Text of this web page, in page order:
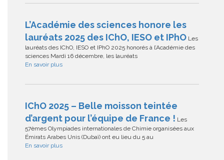
L’Académie des sciences honore les
lauréats 2025 des IChO, IESO et IPhO Les
lauréats des IChO, IESO et IPhO 2025 honorés à l’Académie des
sciences Mardi 16 décembre, les lauréats
En savoir plus
IChO 2025 – Belle moisson teintée
d’argent pour l’équipe de France ! Les
57èmes Olympiades internationales de Chimie organisées aux
Émirats Arabes Unis (Dubaï) ont eu lieu du 5 au
En savoir plus